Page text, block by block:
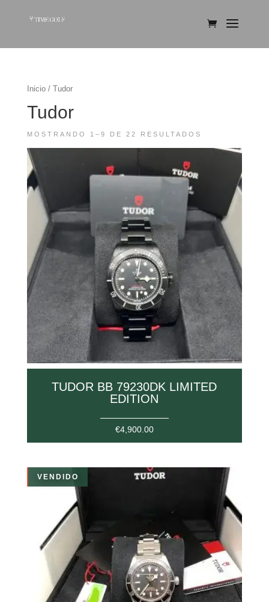
Inicio/ Tudor
Tudor
MOSTRANDO 1–9 DE 22 RESULTADOS
TUDOR BB 79230DK LIMITED
EDITION
€4,900.00
VENDIDO